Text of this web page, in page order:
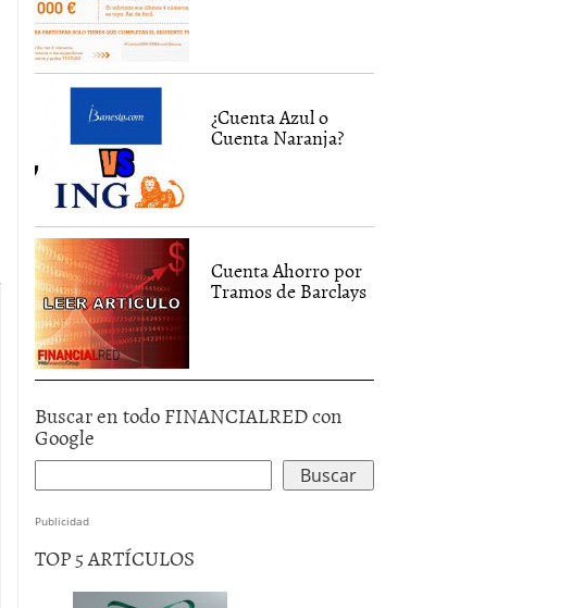
¿Cuenta Azul o
Cuenta Naranja?
Cuenta Ahorro por
Tramos de Barclays
Buscar en todo FINANCIALRED con
Google
Publicidad
TOP 5 ARTÍCULOS